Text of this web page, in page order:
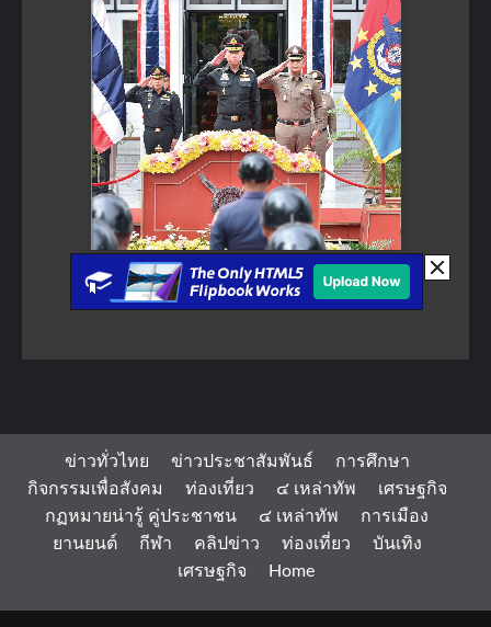
ข่าวทั่วไทย ข่าวประชาสัมพันธ์
การศึกษา
กิจกรรมเพื่อสังคม
ท่องเที่ยว ๔ เหล่าทัพ
เศรษฐกิจ
กฏหมายน่ารู้ คู่ประชาชน
๔ เหล่าทัพ
การเมือง
ยานยนต์
กีฬา คลิปข่าว ท่องเที่ยว
บันเทิง
เศรษฐกิจ
Home